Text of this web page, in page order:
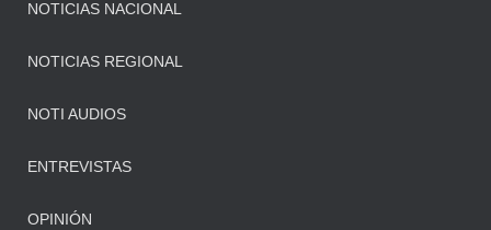
NOTICIAS NACIONAL
NOTICIAS REGIONAL
NOTI AUDIOS
ENTREVISTAS
OPINIÓN